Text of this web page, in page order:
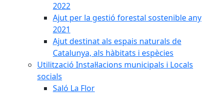
2022
Ajut per la gestió forestal sostenible any
2021
Ajut destinat als espais naturals de
Catalunya, als hàbitats i espècies
Utilització Instal·lacions municipals i Locals
socials
Saló La Flor